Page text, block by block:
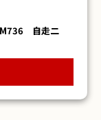
自走二